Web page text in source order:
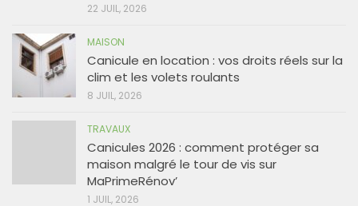
22 JUIL, 2026
MAISON
Canicule en location : vos droits réels sur la
clim et les volets roulants
8 JUIL, 2026
TRAVAUX
Canicules 2026 : comment protéger sa
maison malgré le tour de vis sur
MaPrimeRénov’
1 JUIL, 2026